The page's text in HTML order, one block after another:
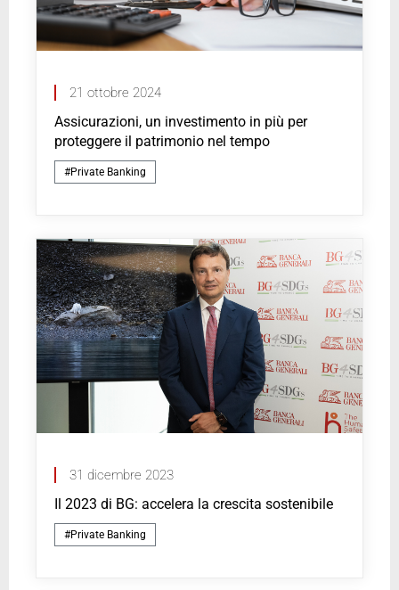
21 ottobre 2024
Assicurazioni, un investimento in più per
proteggere il patrimonio nel tempo
#Private Banking
31 dicembre 2023
Il 2023 di BG: accelera la crescita sostenibile
#Private Banking